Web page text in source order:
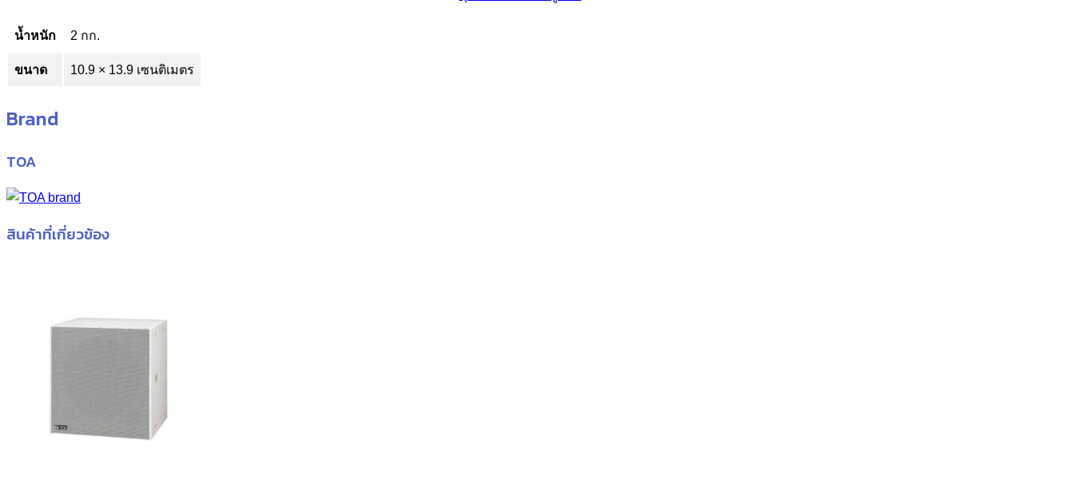
น้ำหนัก 2 กก.
ขนาด 10.9 × 13.9 เซนติเมตร
Brand
TOA
สินค้าที่เกี่ยวข้อง